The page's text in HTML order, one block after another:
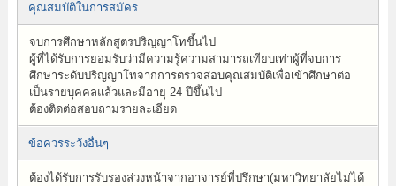
คุณสมบัติในการสมัคร
จบการศึกษาหลักสูตรปริญญาโทขึ้นไป
ผู้ที่ได้รับการยอมรับว่ามีความรู้ความสามารถเทียบเท่าผู้ที่จบการ
ศึกษาระดับปริญญาโทจากการตรวจสอบคุณสมบัติเพื่อเข้าศึกษาต่อ
เป็นรายบุคคลแล้วและมีอายุ 24 ปีขึ้นไป
ต้องติดต่อสอบถามรายละเอียด
ข้อควรระวังอื่นๆ
ต้องได้รับการรับรองล่วงหน้าจากอาจารย์ที่ปรึกษา(มหาวิทยาลัยไม่ได้